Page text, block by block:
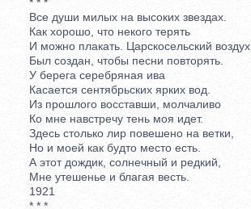
Все души милых на высоких звездах.
Как хорошо, что некого терять
И можно плакать. Царскосельский воздух
Был создан, чтобы песни повторять.
У берега серебряная ива
Касается сентябрьских ярких вод.
Из прошлого восставши, молчаливо
Ко мне навстречу тень моя идет.
Здесь столько лир повешено на ветки,
Но и моей как будто место есть.
А этот дождик, солнечный и редкий,
Мне утешенье и благая весть.
1921
* * *